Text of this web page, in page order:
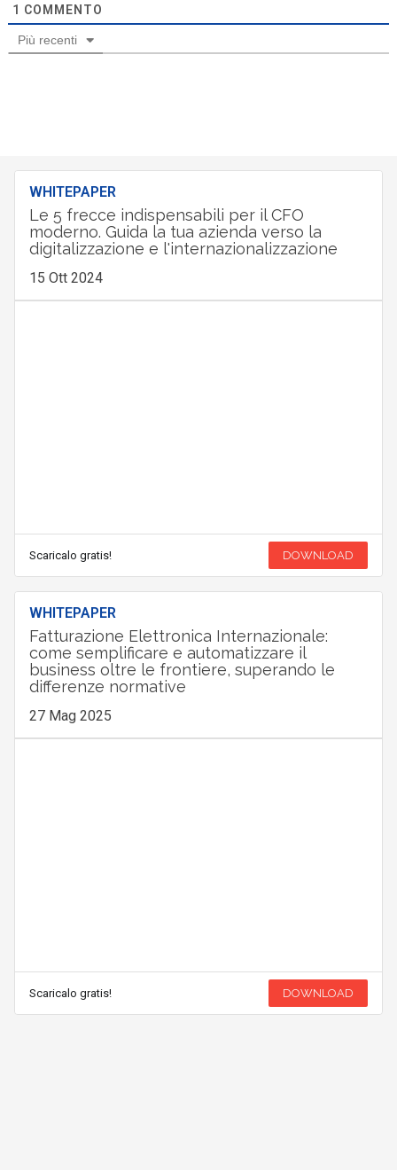
1 COMMENTO
Più recenti
WHITEPAPER
Le 5 frecce indispensabili per il CFO
moderno. Guida la tua azienda verso la
digitalizzazione e l'internazionalizzazione
15 Ott 2024
Scaricalo gratis! DOWNLOAD
WHITEPAPER
Fatturazione Elettronica Internazionale:
come semplificare e automatizzare il
business oltre le frontiere, superando le
differenze normative
27 Mag 2025
Scaricalo gratis! DOWNLOAD